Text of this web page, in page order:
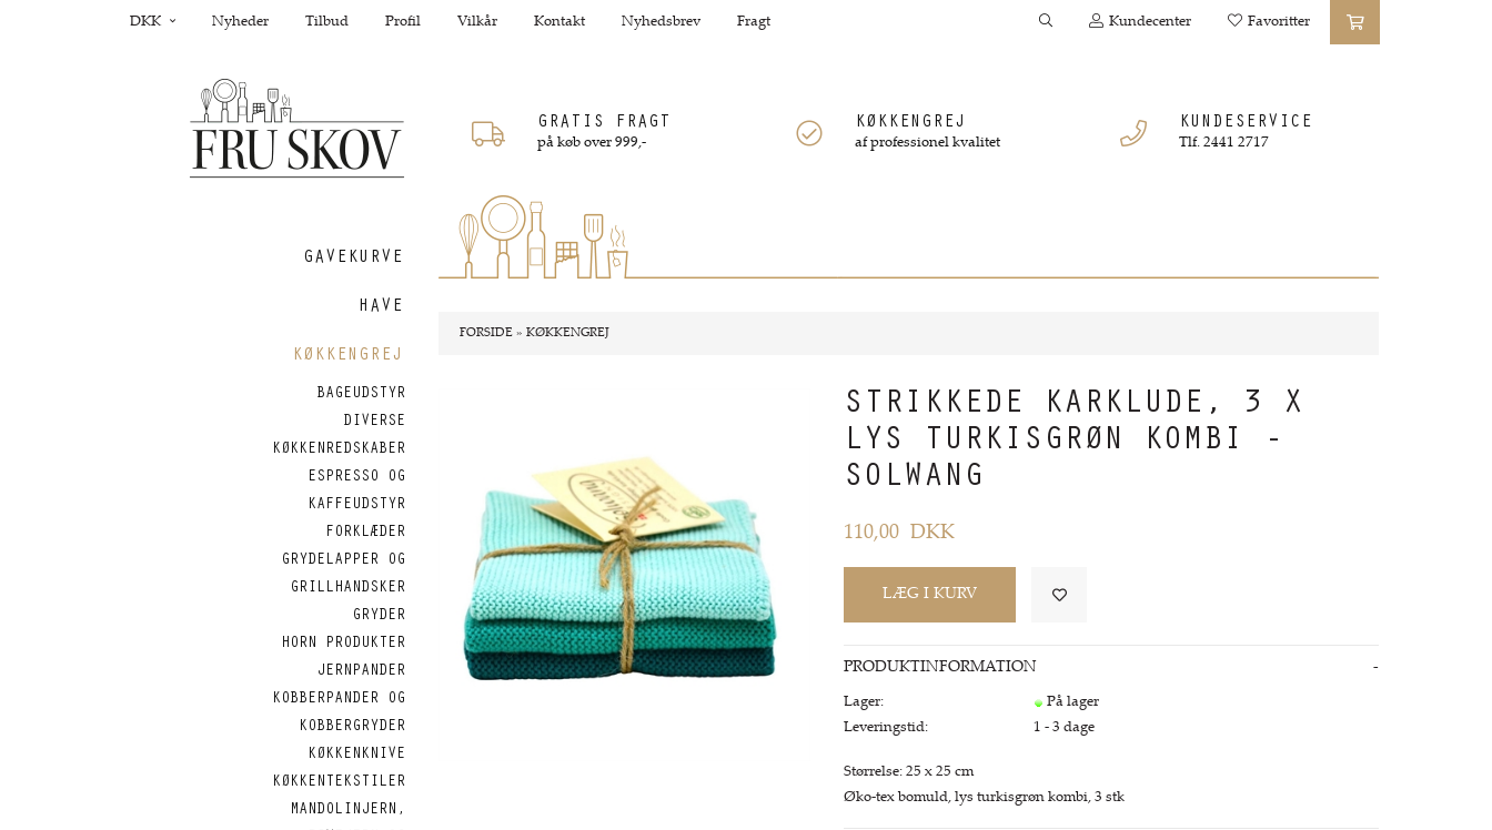
DKK Nyheder Tilbud Profil Vilkår Kontakt Nyhedsbrev Fragt Kundecenter Favoritter
GRATIS FRAGT
på køb over 999,-
KØKKENGREJ
af professionel kvalitet
KUNDESERVICE
Tlf. 2441 2717
GAVEKURVE
HAVE
KØKKENGREJ
BAGEUDSTYR
DIVERSE
KØKKENREDSKABER
ESPRESSO OG
KAFFEUDSTYR
FORKLÆDER
GRYDELAPPER OG
GRILLHANDSKER
GRYDER
HORN PRODUKTER
JERNPANDER
KOBBERPANDER OG
KOBBERGRYDER
KØKKENKNIVE
KØKKENTEKSTILER
MANDOLINJERN,
FORSIDE» KØKKENGREJ
STRIKKEDE KARKLUDE, 3 X
LYS TURKISGRØN KOMBI -
SOLWANG
110,00 DKK
PRODUKTINFORMATION
Lager:
På lager
Leveringstid:
1 - 3 dage
Størrelse: 25 x 25 cm
Øko-tex bomuld, lys turkisgrøn kombi, 3 stk